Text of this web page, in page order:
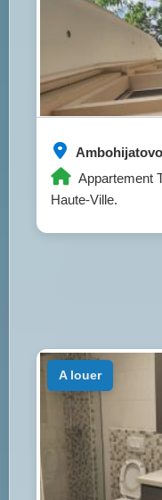
Appartement
Haute-Ville.
a louer